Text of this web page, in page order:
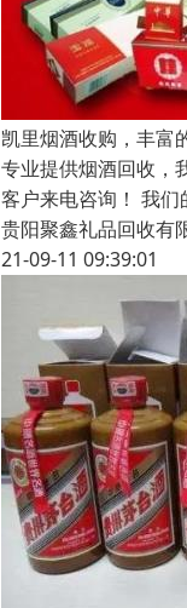
凯里烟酒收购，丰富
专业提供烟酒回收，
客户来电咨询！ 我
贵阳聚鑫礼品回收有
21-09-11 09:39:01